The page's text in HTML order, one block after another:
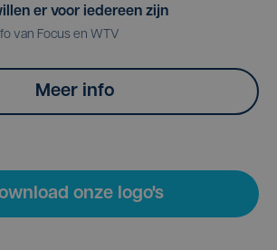
er voor iedereen zijn
van Focus en WTV
Meer info
onze logo's